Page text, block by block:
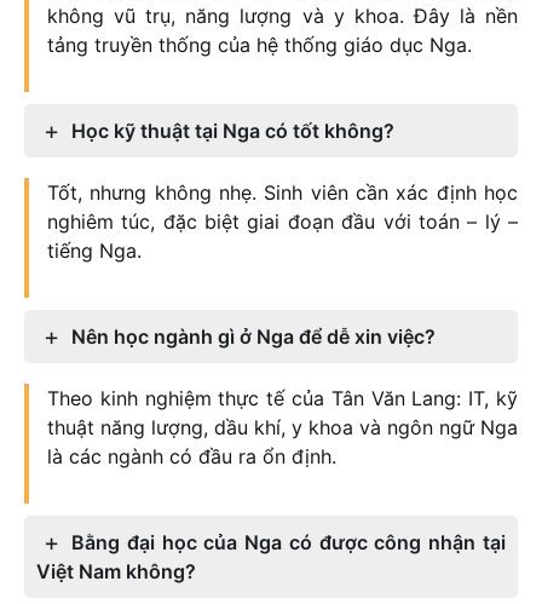
không vũ trụ, năng lượng và y khoa. Đây là nền
tảng truyền thống của hệ thống giáo dục Nga.
Học kỹ thuật tại Nga có tốt không?
Tốt, nhưng không nhẹ. Sinh viên cần xác định học
nghiêm túc, đặc biệt giai đoạn đầu với toán – lý –
tiếng Nga.
Nên học ngành gì ở Nga để dễ xin việc?
Theo kinh nghiệm thực tế của Tân Văn Lang: IT, kỹ
thuật năng lượng, dầu khí, y khoa và ngôn ngữ Nga
là các ngành có đầu ra ổn định.
Bằng đại học của Nga có được công nhận tại
Việt Nam không?